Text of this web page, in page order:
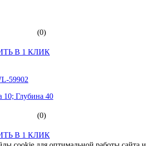
(0)
В 1 КЛИК
59902
Глубина 40
(0)
В 1 КЛИК